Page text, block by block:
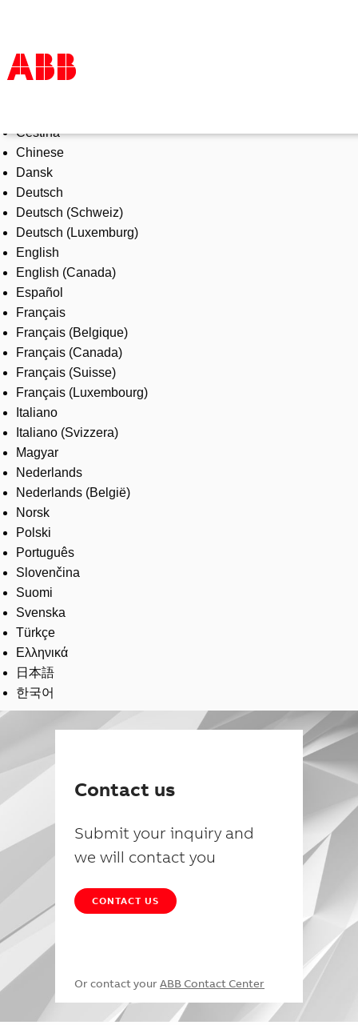
Products & Solutions
Industries
Services
About us
Where to buy
Contact us
Careers
Čeština
Chinese
Dansk
Deutsch
Deutsch (Schweiz)
Deutsch (Luxemburg)
English
English (Canada)
Español
Français
Français (Belgique)
Français (Canada)
Français (Suisse)
Français (Luxembourg)
Italiano
Italiano (Svizzera)
Magyar
Nederlands
Nederlands (België)
Norsk
Polski
Português
Slovenčina
Suomi
Svenska
Türkçe
Ελληνικά
日本語
한국어
Contact us
Submit your inquiry and
we will contact you
CONTACT US
Or contact your ABB Contact Center